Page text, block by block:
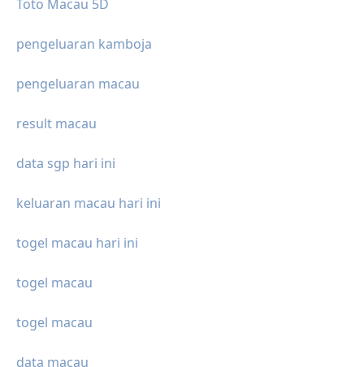
Toto Macau 5D
pengeluaran kamboja
pengeluaran macau
result macau
data sgp hari ini
keluaran macau hari ini
togel macau hari ini
togel macau
togel macau
data macau